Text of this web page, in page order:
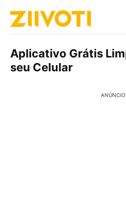
Aplicativo Grátis
seu Celular